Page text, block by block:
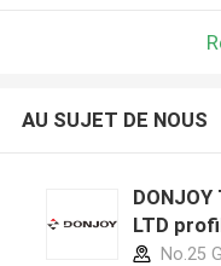
AU SUJET DE NOUS
DONJOY
LTD
No.25